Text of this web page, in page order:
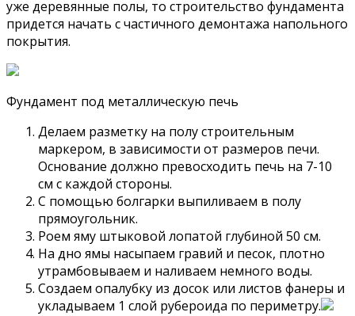
уже деревянные полы, то строительство фундамента
придется начать с частичного демонтажа напольного
покрытия.
Фундамент под металлическую печь
Делаем разметку на полу строительным
маркером, в зависимости от размеров печи.
Основание должно превосходить печь на 7-10
см с каждой стороны.
С помощью болгарки выпиливаем в полу
прямоугольник.
Роем яму штыковой лопатой глубиной 50 см.
На дно ямы насыпаем гравий и песок, плотно
утрамбовываем и наливаем немного воды.
Создаем опалубку из досок или листов фанеры и
укладываем 1 слой рубероида по периметру.